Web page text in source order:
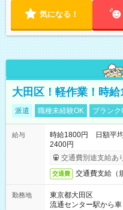
気になる！
大田区！軽作業！時給
派遣 職種未経験OK ブランク
給与
時給1800円 日額平
2400円
交通費別途支給あ
交通費 交通費支給（
勤務地
東京都大田区
流通センター駅から車